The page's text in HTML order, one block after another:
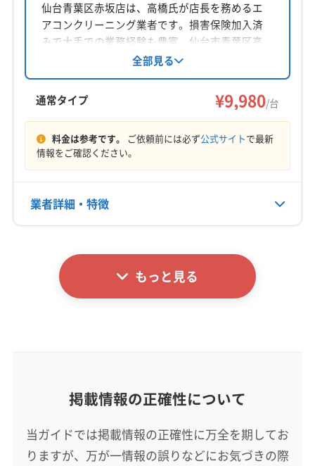
山形県山形市小白川町3丁目13-32 パ-プル3 101号室
対応地域
仙台市宮城野区
仙台市青葉区
仙台市泉区
仙台市太白区 角田市 岩沼市
白石市
富谷市
名取市
刈田郡蔵王町
柴田郡大河原町
(山形県) 寒河江市
(山形県) 山形市
(山形県) 上山市
(山形県) 新庄市
(山形県) 東根市
(山形県) 東村山郡山辺町
(山形県) 東村山郡中山町
(山形県) 東置賜郡高畠町
(山形県) 東置賜郡川西町
もっと見る
営業時間
定休日
不定休
電話番号
070-1142-4669
仙台青葉区赤坂店は、高橋氏が店長を務めるエ
アコンクリーニング業者です。損害保険加入済
みで大手での業務経験も豊富。仙台市青葉区高
野原を拠点に、宮城県や山形県の一部エリアに
対応しています。基本料金9,980円からで、土日
祝日も対応可能、安心の保証付きです。
全部見る
通常タイプ ¥9,980/台
料金は参考です。 ご依頼前には必ず公式サイトで最新
情報をご確認ください。
業者詳細・特徴
基本情報
代表者名
仙台市泉区
仙台市太白区 塩竈市 岩沼市
多賀城市
大崎市
東松島市 富谷市 名取市
宮城郡七ヶ浜町
もっと見る
掲載情報の正確性について
当ガイドでは掲載情報の正確性に万全を期してお
りますが、万が一情報の誤りなどにお気づきの際